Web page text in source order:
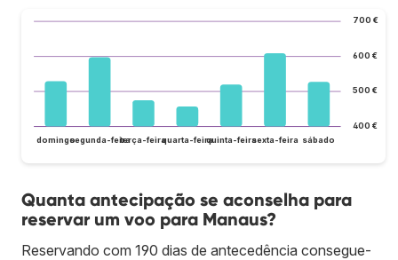
400 €
500 €
600 €
700 €
domingosegunda-feiraterça-feiraquarta-feiraquinta-feirasexta-feira sábado
Quanta antecipação se aconselha para
reservar um voo para Manaus?
Reservando com 190 dias de antecedência consegue-